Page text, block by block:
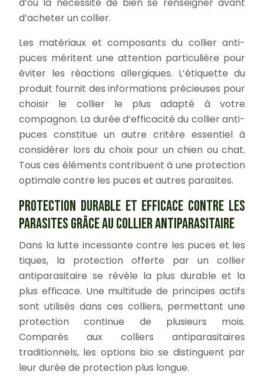
d’acheter un collier.
Les matériaux et composants du collier anti-
puces méritent une attention particulière pour
éviter les réactions allergiques. L’étiquette du
produit fournit des informations précieuses pour
choisir le collier le plus adapté à votre
compagnon. La durée d’efficacité du collier anti-
puces constitue un autre critère essentiel à
considérer lors du choix pour un chien ou chat.
Tous ces éléments contribuent à une protection
optimale contre les puces et autres parasites.
PROTECTION DURABLE ET EFFICACE CONTRE LES
PARASITES GRÂCE AU COLLIER ANTIPARASITAIRE
Dans la lutte incessante contre les puces et les
tiques, la protection offerte par un collier
antiparasitaire se révèle la plus durable et la
plus efficace. Une multitude de principes actifs
sont utilisés dans ces colliers, permettant une
protection continue de plusieurs mois.
Comparés aux colliers antiparasitaires
traditionnels, les options bio se distinguent par
leur durée de protection plus longue.